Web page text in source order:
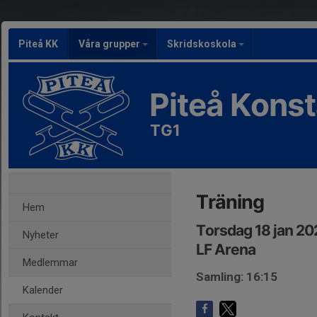
Piteå KK Våra grupper Skridskoskola
Piteå
TG1
Hem
Nyheter
Medlemmar
Kalender
Träning
Torsdag 18 jan
LF Arena
Samling: 16:15